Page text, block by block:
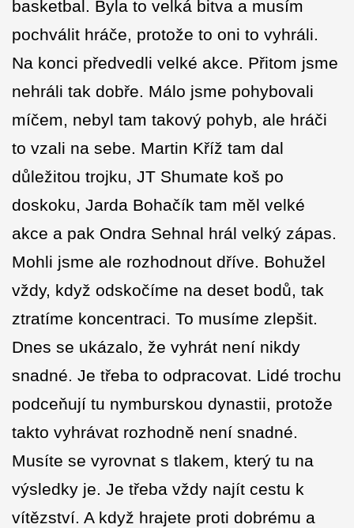
basketbal. Byla to velká bitva a musím
pochválit hráče, protože to oni to vyhráli.
Na konci předvedli velké akce. Přitom jsme
nehráli tak dobře. Málo jsme pohybovali
míčem, nebyl tam takový pohyb, ale hráči
to vzali na sebe. Martin Kříž tam dal
důležitou trojku, JT Shumate koš po
doskoku, Jarda Bohačík tam měl velké
akce a pak Ondra Sehnal hrál velký zápas.
Mohli jsme ale rozhodnout dříve. Bohužel
vždy, když odskočíme na deset bodů, tak
ztratíme koncentraci. To musíme zlepšit.
Dnes se ukázalo, že vyhrát není nikdy
snadné. Je třeba to odpracovat. Lidé trochu
podceňují tu nymburskou dynastii, protože
takto vyhrávat rozhodně není snadné.
Musíte se vyrovnat s tlakem, který tu na
výsledky je. Je třeba vždy najít cestu k
vítězství. A když hrajete proti dobrému a